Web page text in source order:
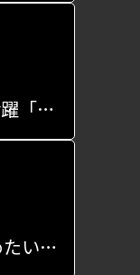
日本スケートボード選手権、男子パークは猪又湊哉が初優勝！ 9月のX Games千葉大会でも活躍「嬉しい」
「FLAKE CUP 2024 U15 Street」は八島璃央が優勝、LUSPで2日続けての優勝を果たす「決めたい技を決められた」